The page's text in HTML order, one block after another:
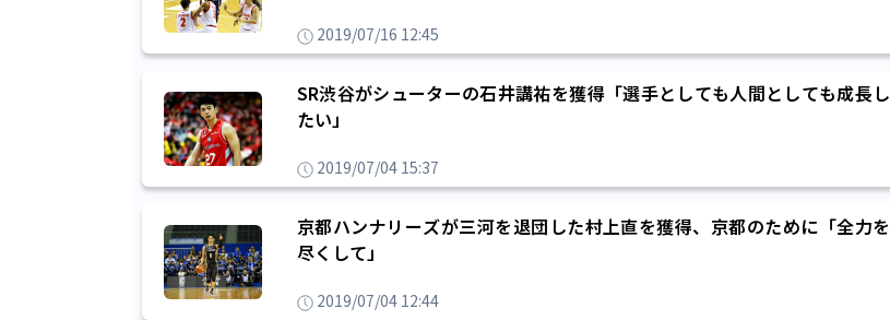
2019/07/16 12:45
SR渋谷がシューターの石井講祐を獲得「選手としても人間としても成長し
たい」
2019/07/04 15:37
京都ハンナリーズが三河を退団した村上直を獲得、京都のために「全力を
尽くして」
2019/07/04 12:44